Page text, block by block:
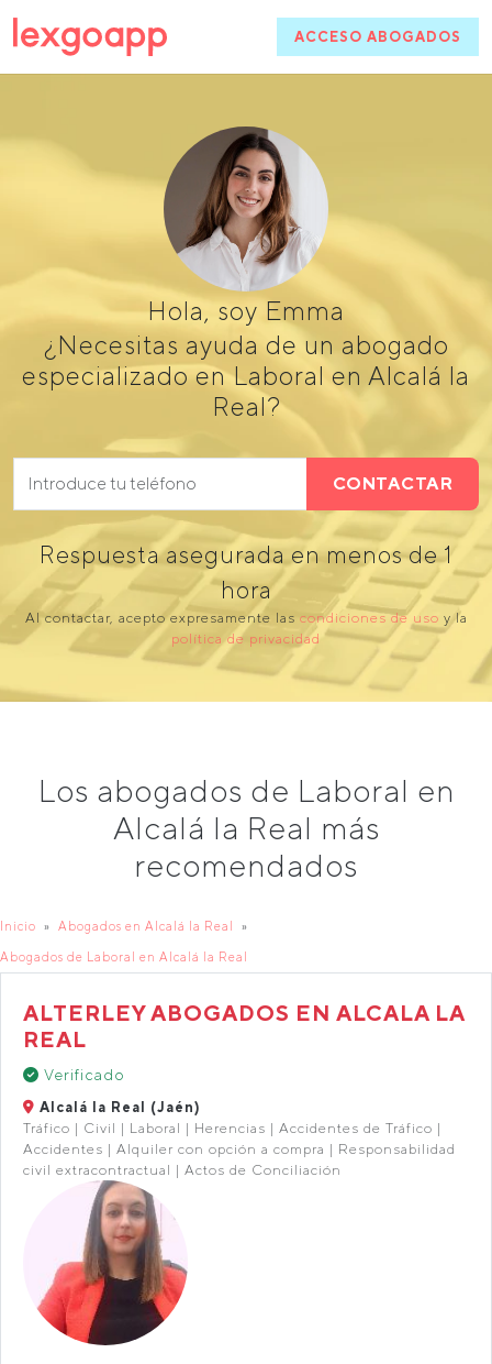
ACCESO ABOGADOS
Hola, soy Emma
¿Necesitas ayuda de un abogado
especializado en Laboral en Alcalá la
Real?
CONTACTAR
Respuesta asegurada en menos de 1
hora
Al contactar, acepto expresamente las condiciones de uso y la
política de privacidad
Los abogados de Laboral en
Alcalá la Real más
recomendados
Inicio Abogados en Alcalá la Real
Abogados de Laboral en Alcalá la Real
ALTERLEY ABOGADOS EN ALCALA LA
REAL
Verificado
Alcalá la Real (Jaén)
Tráfico | Civil | Laboral | Herencias | Accidentes de Tráfico |
Accidentes | Alquiler con opción a compra | Responsabilidad
civil extracontractual | Actos de Conciliación